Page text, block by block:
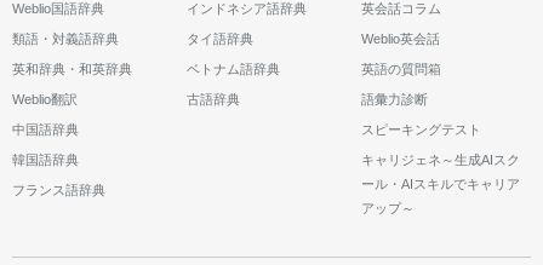
Weblio国語辞典
類語・対義語辞典
英和辞典・和英辞典
Weblio翻訳
中国語辞典
韓国語辞典
フランス語辞典
インドネシア語辞典
タイ語辞典
ベトナム語辞典
古語辞典
英会話コラム
Weblio英会話
英語の質問箱
語彙力診断
スピーキングテスト
キャリジェネ～生成AIスク
ール・AIスキルでキャリア
アップ～